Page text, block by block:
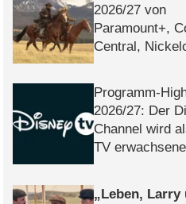
2026/​27 von
Paramount+,
Central,
Programm-
2026/​27: Der
Channel wird
TV
Leben, Larry